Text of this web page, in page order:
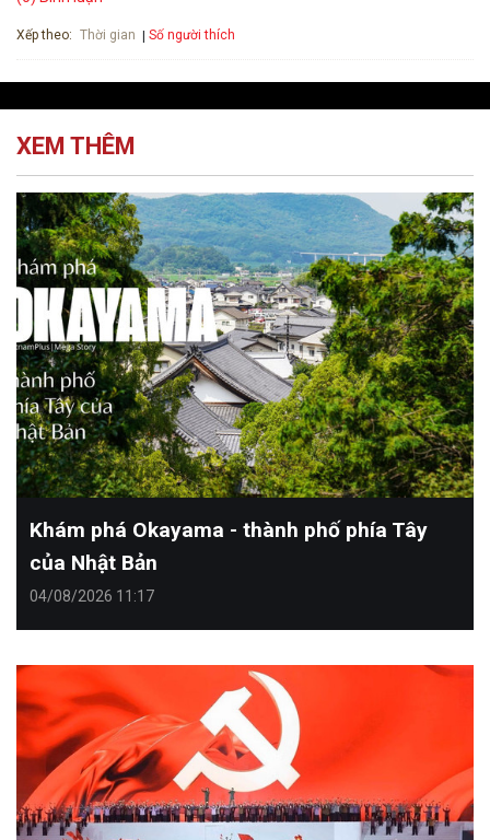
Xếp theo: Thời gian Số người thích
XEM THÊM
Khám phá Okayama - thành phố phía Tây
của Nhật Bản
04/08/2026 11:17